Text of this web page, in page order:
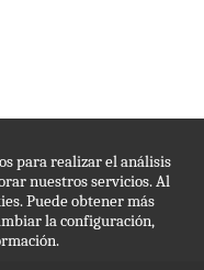
para realizar el análisis
nuestros servicios. Al
Puede obtener más
la configuración,